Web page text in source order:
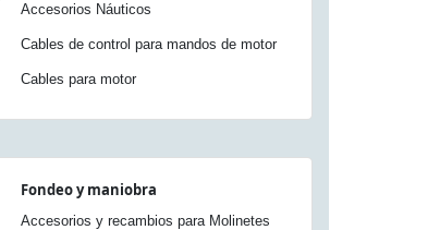
Accesorios Náuticos
Cables de control para mandos de motor
Cables para motor
Fondeo y maniobra
Accesorios y recambios para Molinetes